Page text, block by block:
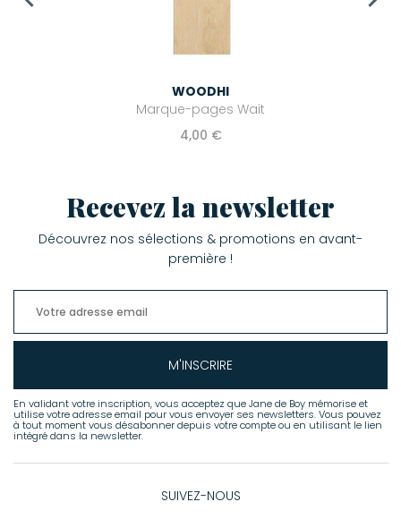
WOODHI
Marque-pages Wait
4,00 €
Recevez la newsletter
Découvrez nos sélections & promotions en avant-
première !
M'INSCRIRE
En validant votre inscription, vous acceptez que Jane de Boy mémorise et
utilise votre adresse email pour vous envoyer ses newsletters. Vous pouvez
à tout moment vous désabonner depuis votre compte ou en utilisant le lien
intégré dans la newsletter.
SUIVEZ-NOUS